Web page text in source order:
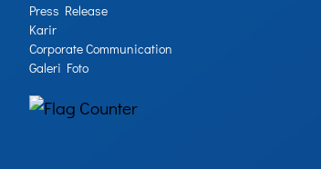
Press Release
Karir
Corporate Communication
Galeri Foto